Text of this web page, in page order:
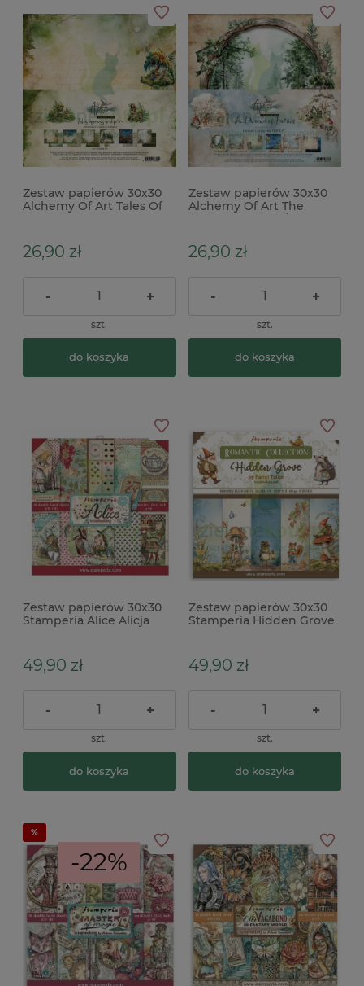
Zestaw papierów 30x30
Alchemy Of Art Tales Of
26,90 zł
- +
szt.
do koszyka
Zestaw papierów 30x30
Alchemy Of Art The
World of Fairies Świat
26,90 zł
- +
szt.
do koszyka
Zestaw papierów 30x30
Stamperia Alice Alicja
49,90 zł
- +
szt.
do koszyka
Zestaw papierów 30x30
Stamperia Hidden Grove
49,90 zł
- +
szt.
do koszyka
-22%